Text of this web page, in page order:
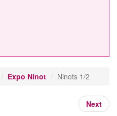
Expo Ninot Ninots 1/2
Next